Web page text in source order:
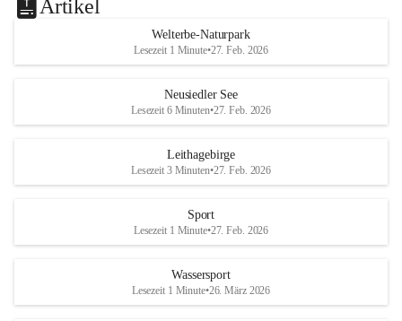
s
d
S
Weinbaugesetz sind nicht gepflegte oder
unzulässige Weingärten zu roden! Bitte
helfen wir zusammen um unsere Winzer
vor den prognostizierten Ernteausfällen
und den daraus folgenden wirtschaftlichen
Maßnahmen zur Bekämpfung
Rebe und der Amerikanischen
Anhang VBl. EU Nr. 18
1 Seite•1,4 MB
e
d
r
S
Artikel
Welterbe-Naturpark
Lesezeit 1 Minute•27. Feb. 2026
Neusiedler See
Lesezeit 6 Minuten•27. Feb. 2026
Leithagebirge
Lesezeit 3 Minuten•27. Feb. 2026
Sport
Lesezeit 1 Minute•27. Feb. 2026
Wassersport
Lesezeit 1 Minute•26. März 2026